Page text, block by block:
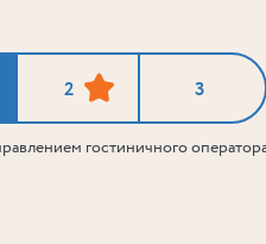
2 3
гостиничного